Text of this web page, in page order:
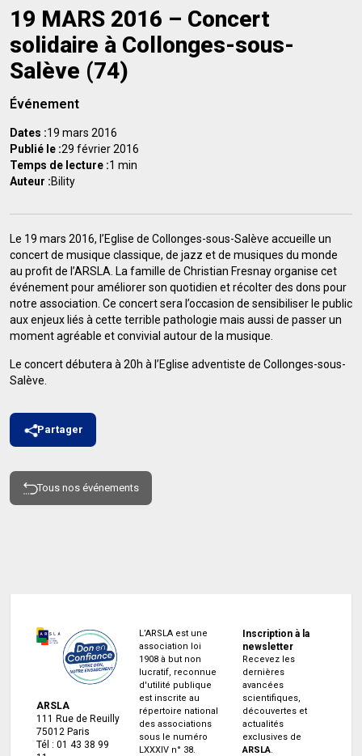
19 MARS 2016 – Concert
solidaire à Collonges-sous-
Salève (74)
Événement
Dates :19 mars 2016
Publié le :29 février 2016
Temps de lecture :1 min
Auteur :Bility
Le 19 mars 2016, l’Eglise de Collonges-sous-Salève accueille un
concert de musique classique, de jazz et de musiques du monde
au profit de l’ARSLA. La famille de Christian Fresnay organise cet
événement pour améliorer son quotidien et récolter des dons pour
notre association. Ce concert sera l’occasion de sensibiliser le public
aux enjeux liés à cette terrible pathologie mais aussi de passer un
moment agréable et convivial autour de la musique.
Le concert débutera à 20h à l’Eglise adventiste de Collonges-sous-
Salève.
Partager
Tous nos événements
ARSLA
111 Rue de Reuilly
75012 Paris
Tél : 01 43 38 99
L’ARSLA est une
association loi
1908 à but non
lucratif, reconnue
d'utilité publique
est inscrite au
répertoire national
des associations
sous le numéro
LXXXIV n° 38.
Inscription à la
newsletter
Recevez les
dernières
avancées
scientifiques,
découvertes et
actualités
exclusives de
ARSLA.